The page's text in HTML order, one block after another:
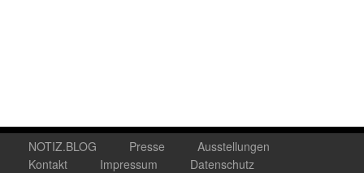
NOTIZ.BLOG Presse
Ausstellungen
Kontakt
Impressum Datenschutz